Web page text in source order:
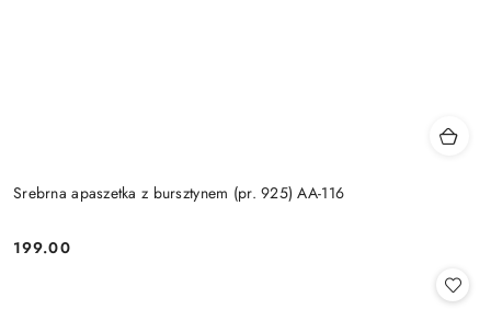
Srebrna apaszetka z bursztynem (pr. 925) AA-116
Cena:
199.00